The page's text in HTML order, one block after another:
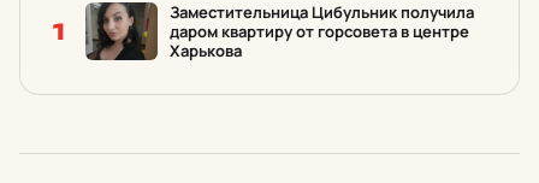
1
Заместительница Цибульник получила
даром квартиру от горсовета в центре
Харькова